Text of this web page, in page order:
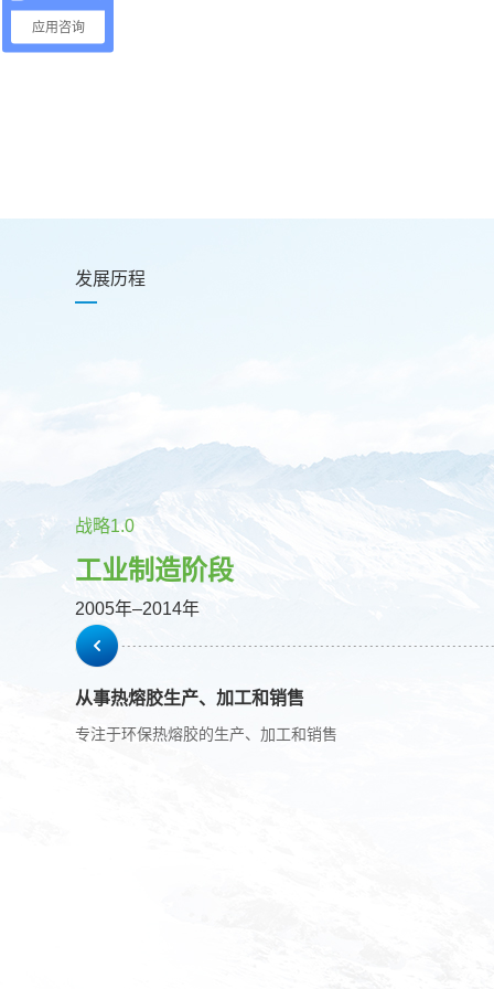
发展历程
战略1.0
工业制造阶段
2005年–2014年
从事热熔胶生产、加工和销售
专注于环保热熔胶的生产、加工和销售
应用咨询